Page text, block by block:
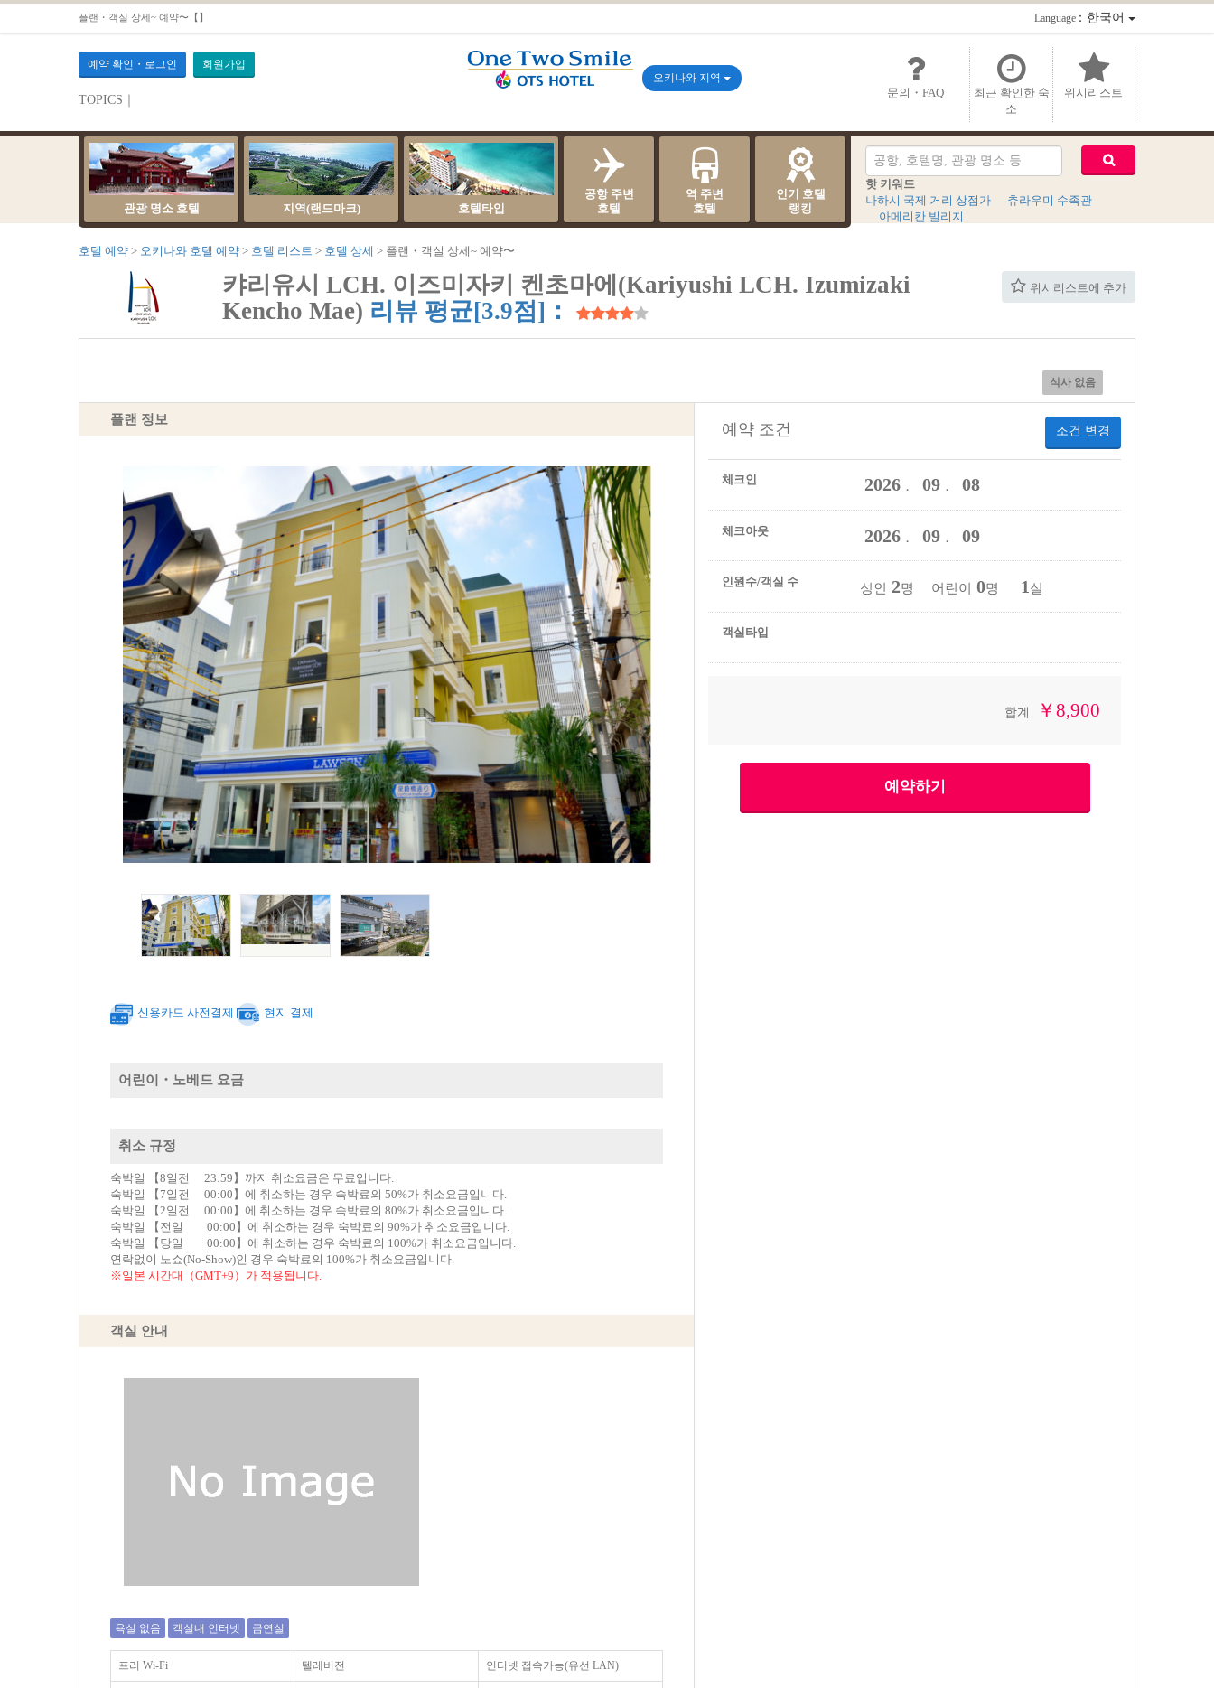
플랜・객실 상세~ 예약〜【】 Language：한국어
예약 확인・로그인 회원가입
TOPICS｜
문의・FAQ
최근 확인한 숙
소
위시리스트
오키나와 지역
관광 명소 호텔 지역(랜드마크) 호텔타입
공항 주변
호텔
역 주변
호텔
인기 호텔
랭킹
핫 키워드
나하시 국제 거리 상점가
츄라우미 수족관
아메리칸 빌리지
호텔 예약 오키나와 호텔 예약 호텔 리스트 호텔 상세 플랜・객실 상세~ 예약〜
위시리스트에 추가
캬리유시 LCH. 이즈미자키 켄초마에(Kariyushi LCH. Izumizaki
Kencho Mae) 리뷰 평균[3.9점]：
식사 없음
플랜 정보
신용카드 사전결제 현지 결제
어린이・노베드 요금
취소 규정
숙박일 【8일전 23:59】까지 취소요금은 무료입니다.
숙박일 【7일전 00:00】에 취소하는 경우 숙박료의 50%가 취소요금입니다.
숙박일 【2일전 00:00】에 취소하는 경우 숙박료의 80%가 취소요금입니다.
숙박일 【전일 00:00】에 취소하는 경우 숙박료의 90%가 취소요금입니다.
숙박일 【당일 00:00】에 취소하는 경우 숙박료의 100%가 취소요금입니다.
연락없이 노쇼(No-Show)인 경우 숙박료의 100%가 취소요금입니다.
※일본 시간대（GMT+9）가 적용됩니다.
객실 안내
욕실 없음 객실내 인터넷 금연실
프리 Wi-Fi 텔레비전 인터넷 접속가능(유선 LAN)
조건 변경
예약 조건
체크인 2026． 09． 08
체크아웃 2026． 09． 09
인원수/객실 수 성인 2명 어린이 0명 1 실
객실타입
합계 ￥8,900